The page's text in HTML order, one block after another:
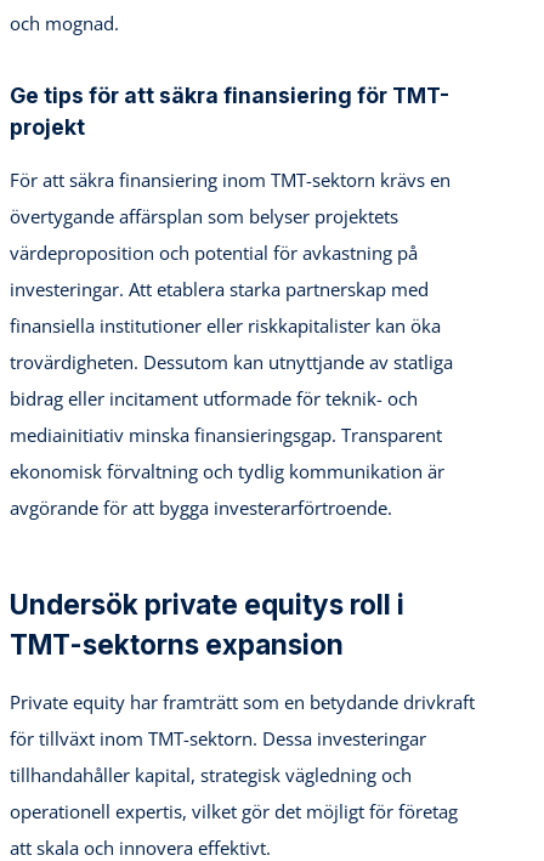
och mognad.
Ge tips för att säkra finansiering för TMT-
projekt
För att säkra finansiering inom TMT-sektorn krävs en
övertygande affärsplan som belyser projektets
värdeproposition och potential för avkastning på
investeringar. Att etablera starka partnerskap med
finansiella institutioner eller riskkapitalister kan öka
trovärdigheten. Dessutom kan utnyttjande av statliga
bidrag eller incitament utformade för teknik- och
mediainitiativ minska finansieringsgap. Transparent
ekonomisk förvaltning och tydlig kommunikation är
avgörande för att bygga investerarförtroende.
Undersök private equitys roll i
TMT-sektorns expansion
Private equity har framträtt som en betydande drivkraft
för tillväxt inom TMT-sektorn. Dessa investeringar
tillhandahåller kapital, strategisk vägledning och
operationell expertis, vilket gör det möjligt för företag
att skala och innovera effektivt.